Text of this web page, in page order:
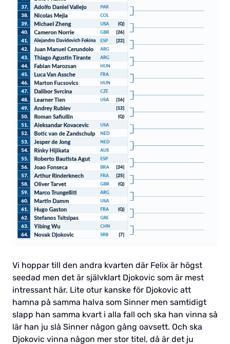
Vi hoppar till den andra kvarten där Felix är högst
seedad men det är självklart Djokovic som är mest
intressant här. Lite otur kanske för Djokovic att
hamna på samma halva som Sinner men samtidigt
slapp han samma kvart i alla fall och ska han vinna så
lär han ju slå Sinner någon gång oavsett. Och ska
Djokovic vinna någon mer stor titel, då är det ju